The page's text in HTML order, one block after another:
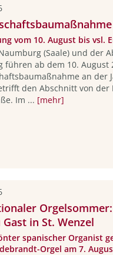
vom 10. August bis vsl.
(Saale) und der
führen ab dem 10. August
an der
den Abschnitt von der
Im ... [mehr]
in St. Wenzel
spanischer Organist
Orgel am 7.